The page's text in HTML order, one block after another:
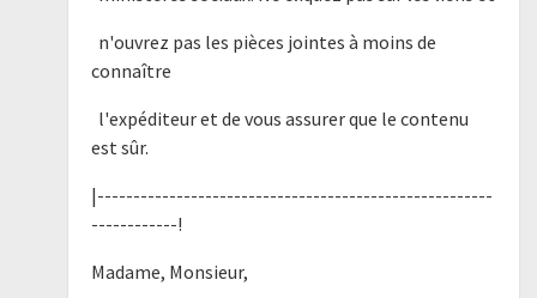
n'ouvrez pas les pièces jointes à moins de
connaître
l'expéditeur et de vous assurer que le contenu
est sûr.
|-------------------------------------------------------
------------!
Madame, Monsieur,